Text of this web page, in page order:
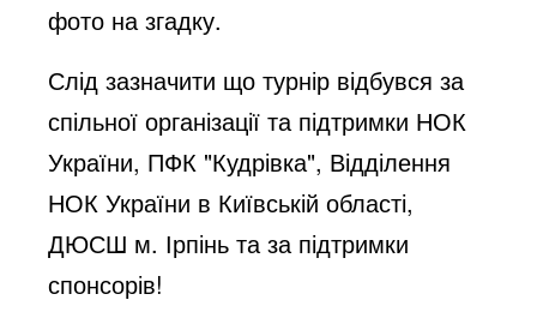
фото на згадку.
Слід зазначити що турнір відбувся за
спільної організації та підтримки НОК
України, ПФК "Кудрівка", Відділення
НОК України в Київській області,
ДЮСШ м. Ірпінь та за підтримки
спонсорів!